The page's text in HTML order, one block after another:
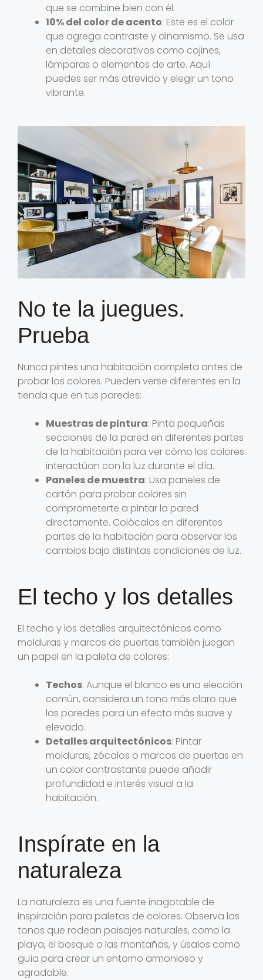
que se combine bien con él.
10% del color de acento: Este es el color
que agrega contraste y dinamismo. Se usa
en detalles decorativos como cojines,
lámparas o elementos de arte. Aquí
puedes ser más atrevido y elegir un tono
vibrante.
No te la juegues.
Prueba
Nunca pintes una habitación completa antes de
probar los colores. Pueden verse diferentes en la
tienda que en tus paredes:
Muestras de pintura: Pinta pequeñas
secciones de la pared en diferentes partes
de la habitación para ver cómo los colores
interactúan con la luz durante el día.
Paneles de muestra: Usa paneles de
cartón para probar colores sin
comprometerte a pintar la pared
directamente. Colócalos en diferentes
partes de la habitación para observar los
cambios bajo distintas condiciones de luz.
El techo y los detalles
El techo y los detalles arquitectónicos como
molduras y marcos de puertas también juegan
un papel en la paleta de colores:
Techos: Aunque el blanco es una elección
común, considera un tono más claro que
las paredes para un efecto más suave y
elevado.
Detalles arquitectónicos: Pintar
molduras, zócalos o marcos de puertas en
un color contrastante puede añadir
profundidad e interés visual a la
habitación.
Inspírate en la
naturaleza
La naturaleza es una fuente inagotable de
inspiración para paletas de colores. Observa los
tonos que rodean paisajes naturales, como la
playa, el bosque o las montañas, y úsalos como
guía para crear un entorno armonioso y
agradable.